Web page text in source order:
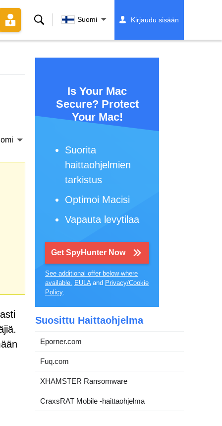
Hae Suomi Kirjaudu sisään
Is Your Mac
Secure? Protect
Your Mac!
Suorita
haittaohjelmien
tarkistus
Optimoi Macisi
Vapauta levytilaa
Get SpyHunter Now
See additional offer below where
available. EULAand Privacy/Cookie
Policy.
Suosittu Haittaohjelma
Eporner.com
Fuq.com
XHAMSTER Ransomware
CraxsRAT Mobile -haittaohjelma